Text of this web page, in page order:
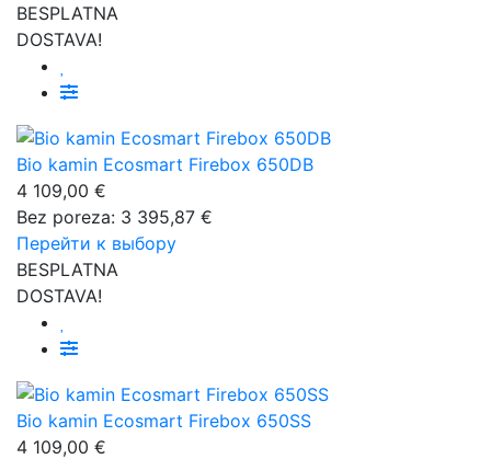
BESPLATNA
DOSTAVA!
Bio kamin Ecosmart Firebox 650DB
4 109,00 €
Bez poreza: 3 395,87 €
Перейти к выбору
BESPLATNA
DOSTAVA!
Bio kamin Ecosmart Firebox 650SS
4 109,00 €